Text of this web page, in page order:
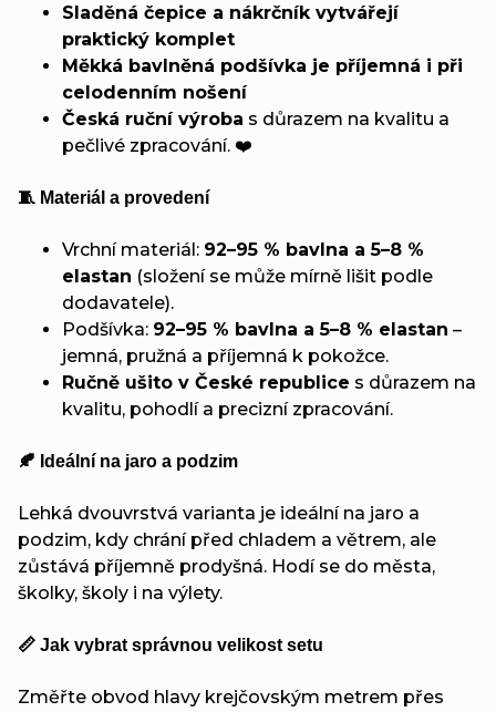
Sladěná čepice a nákrčník vytvářejí
praktický komplet
Měkká bavlněná podšívka je příjemná i při
celodenním nošení
Česká ruční výroba s důrazem na kvalitu a
pečlivé zpracování. ❤️
🧵 Materiál a provedení
Vrchní materiál: 92–95 % bavlna a 5–8 %
elastan (složení se může mírně lišit podle
dodavatele).
Podšívka: 92–95 % bavlna a 5–8 % elastan –
jemná, pružná a příjemná k pokožce.
Ručně ušito v České republice s důrazem na
kvalitu, pohodlí a precizní zpracování.
🍂 Ideální na jaro a podzim
Lehká dvouvrstvá varianta je ideální na jaro a
podzim, kdy chrání před chladem a větrem, ale
zůstává příjemně prodyšná. Hodí se do města,
školky, školy i na výlety.
📏 Jak vybrat správnou velikost setu
Změřte obvod hlavy krejčovským metrem přes